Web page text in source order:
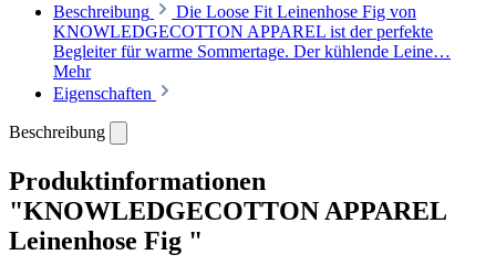
Beschreibung
Die Loose Fit Leinenhose Fig von
KNOWLEDGECOTTON APPAREL ist der perfekte
Begleiter für warme Sommertage. Der kühlende Leine…
Mehr
Eigenschaften
Beschreibung
Produktinformationen
"KNOWLEDGECOTTON APPAREL
Leinenhose Fig "